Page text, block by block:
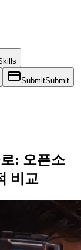
SubmitSubmit
: 오픈소
비교